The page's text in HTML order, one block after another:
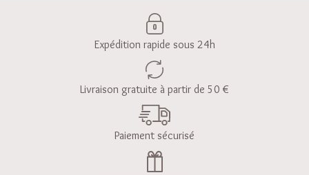
Expédition rapide sous 24h
Livraison gratuite à partir de 50 €
Paiement sécurisé